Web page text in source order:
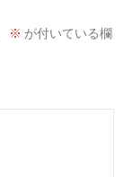
※ が付いている欄